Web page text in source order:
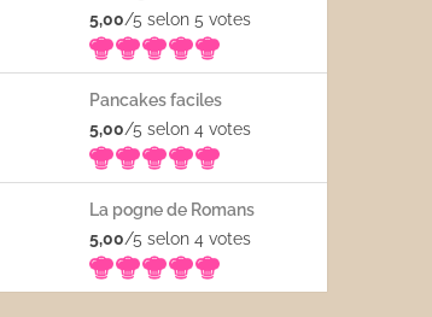
5,00/5 selon 5 votes
Pancakes faciles
5,00/5 selon 4 votes
La pogne de Romans
5,00/5 selon 4 votes